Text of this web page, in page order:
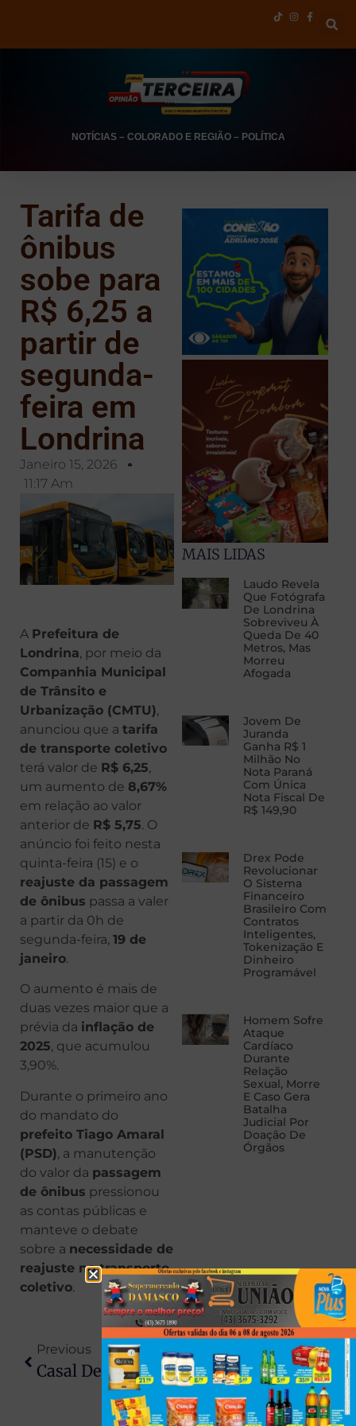
NOTÍCIAS– COLORADO E REGIÃO– POLÍTICA
Tarifa de
ônibus
sobe para
R$ 6,25 a
partir de
segunda-
feira em
Londrina
Janeiro 15, 2026
11:17 Am
A Prefeitura de
Londrina, por meio da
Companhia Municipal
de Trânsito e
Urbanização (CMTU),
anunciou que a tarifa
de transporte coletivo
terá valor de R$ 6,25,
um aumento de 8,67%
em relação ao valor
anterior de R$ 5,75. O
anúncio foi feito nesta
quinta-feira (15) e o
reajuste da passagem
de ônibus passa a valer
a partir da 0h de
segunda-feira, 19 de
janeiro.
O aumento é mais de
duas vezes maior que a
prévia da inflação de
2025, que acumulou
3,90%.
Durante o primeiro ano
do mandato do
prefeito Tiago Amaral
(PSD), a manutenção
do valor da passagem
de ônibus pressionou
as contas públicas e
manteve o debate
sobre a necessidade de
reajuste no transporte
coletivo.
MAIS LIDAS
Laudo Revela
Que Fotógrafa
De Londrina
Sobreviveu À
Queda De 40
Metros, Mas
Morreu
Afogada
Jovem De
Juranda
Ganha R$ 1
Milhão No
Nota Paraná
Com Única
Nota Fiscal De
R$ 149,90
Drex Pode
Revolucionar
O Sistema
Financeiro
Brasileiro Com
Contratos
Inteligentes,
Tokenização E
Dinheiro
Programável
Homem Sofre
Ataque
Cardíaco
Durante
Relação
Sexual, Morre
E Caso Gera
Batalha
Judicial Por
Doação De
Órgãos
Previous
Casal De 20 Anos É Achado Morto Sem Roupas Um Em Cima Do Outro E Suspeita É De Overdose
Next
Frente Fria Aumenta Instabilidade E Coloca Paraná Em Alerta Para Temporais